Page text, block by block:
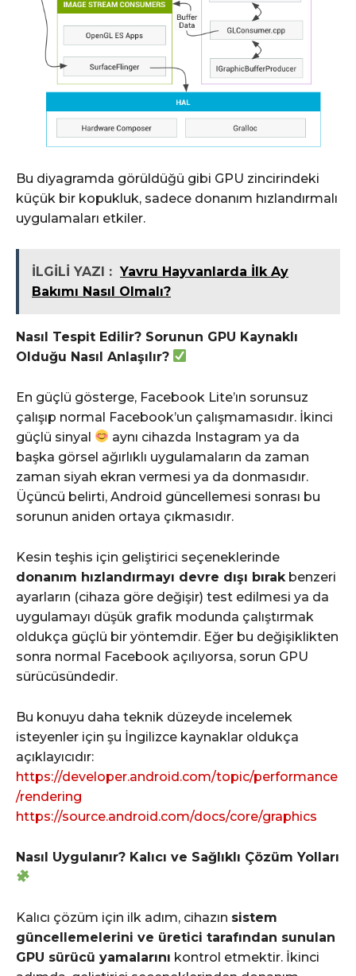
Bu diyagramda görüldüğü gibi GPU zincirindeki
küçük bir kopukluk, sadece donanım hızlandırmalı
uygulamaları etkiler.
İLGİLİ YAZI : Yavru Hayvanlarda İlk Ay
Bakımı Nasıl Olmalı?
Nasıl Tespit Edilir? Sorunun GPU Kaynaklı
Olduğu Nasıl Anlaşılır?
En güçlü gösterge, Facebook Lite’ın sorunsuz
çalışıp normal Facebook’un çalışmamasıdır. İkinci
güçlü sinyal
aynı cihazda Instagram ya da
başka görsel ağırlıklı uygulamaların da zaman
zaman siyah ekran vermesi ya da donmasıdır.
Üçüncü belirti, Android güncellemesi sonrası bu
sorunun aniden ortaya çıkmasıdır.
Kesin teşhis için geliştirici seçeneklerinde
donanım hızlandırmayı devre dışı bırakbenzeri
ayarların (cihaza göre değişir) test edilmesi ya da
uygulamayı düşük grafik modunda çalıştırmak
oldukça güçlü bir yöntemdir. Eğer bu değişiklikten
sonra normal Facebook açılıyorsa, sorun GPU
sürücüsündedir.
Bu konuyu daha teknik düzeyde incelemek
isteyenler için şu İngilizce kaynaklar oldukça
açıklayıcıdır:
https://developer.android.com/topic/performance
/rendering
https://source.android.com/docs/core/graphics
Nasıl Uygulanır? Kalıcı ve Sağlıklı Çözüm Yolları
Kalıcı çözüm için ilk adım, cihazın sistem
güncellemelerini ve üretici tarafından sunulan
GPU sürücü yamalarını kontrol etmektir. İkinci